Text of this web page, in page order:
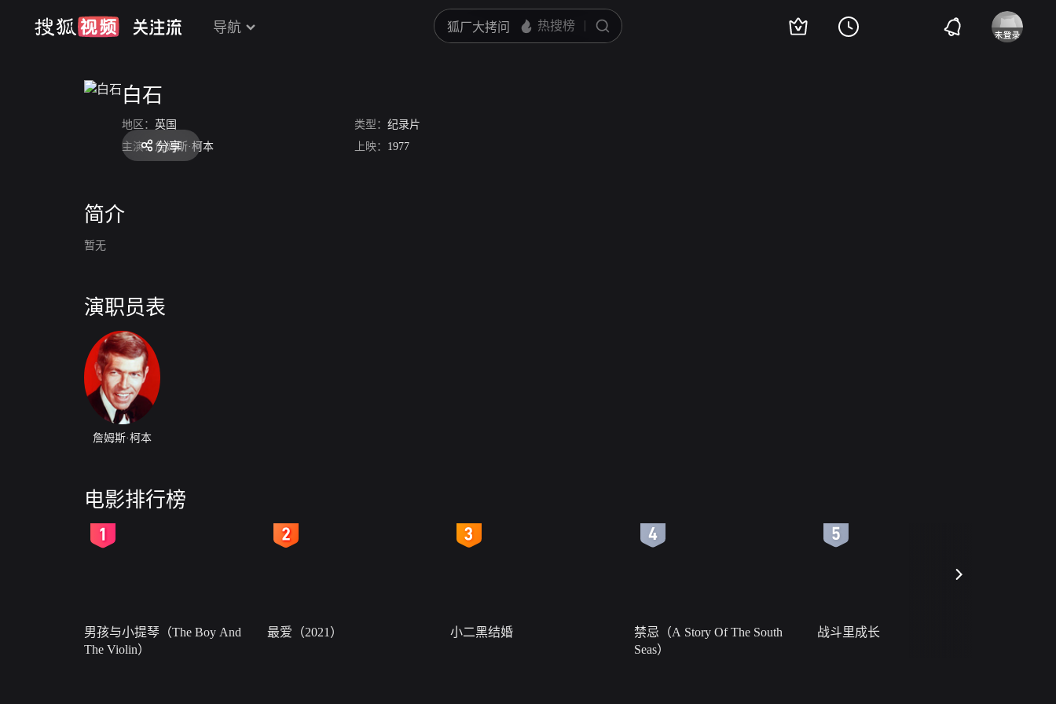
导航
白石
地区： 英国 类型： 纪录片
主演： 詹姆斯·柯本 上映： 1977
分享
简介
暂无
演职员表
詹姆斯·柯本
电影排行榜
男孩与小提琴（The Boy And
The Violin）
最爱（2021） 小二黑结婚
禁忌（A Story Of The South
Seas）
战斗里成长